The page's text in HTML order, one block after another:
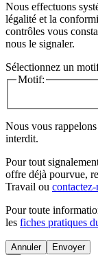
Nous effectuons
légalité et la
contrôles vous
nous le signaler.
Sélectionnez un
Motif:
Nous vous
interdit.
Pour tout
offre déjà pourvue,
Travail ou
Pour toute
les fiches pratiques
Annuler